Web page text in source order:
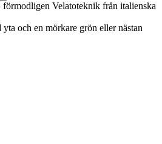
förmodligen Velatoteknik från italienska
och en mörkare grön eller nästan